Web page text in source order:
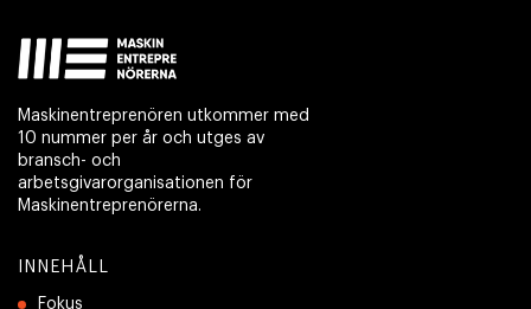
Maskinentreprenören utkommer med
10 nummer per år och utges av
bransch- och
arbetsgivarorganisationen för
Maskinentreprenörerna.
INNEHÅLL
Fokus